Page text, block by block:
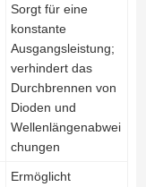
Sorgt für eine
konstante
Ausgangsleistung;
verhindert das
Durchbrennen von
Dioden und
Wellenlängenabwei
chungen
Ermöglicht